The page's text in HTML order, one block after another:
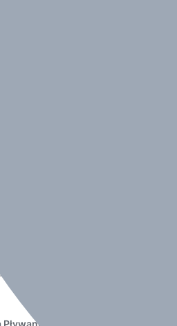
są zainteresowanie
naszej szkole . Zgłoszenie
przez wypełnienie
poniżej: